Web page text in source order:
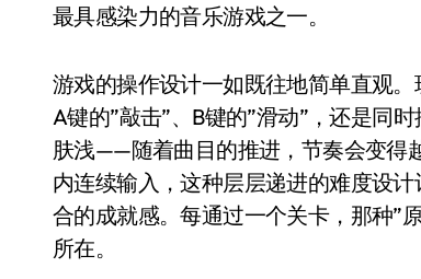
最具感染力的音乐游戏之一。
游戏的操作设计一如既往地简单直观
A键的”敲击”、B键的”滑动”，还是同
肤浅——随着曲目的推进，节奏会变得
内连续输入，这种层层递进的难度设
合的成就感。每通过一个关卡，那种”
所在。